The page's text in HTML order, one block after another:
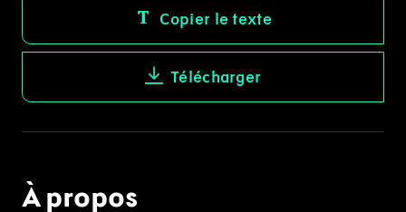
Copier le texte
Télécharger
À propos